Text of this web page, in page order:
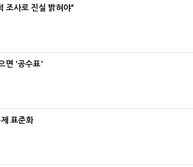
조사로 진실 밝혀야"
면 '공수표'
표준화